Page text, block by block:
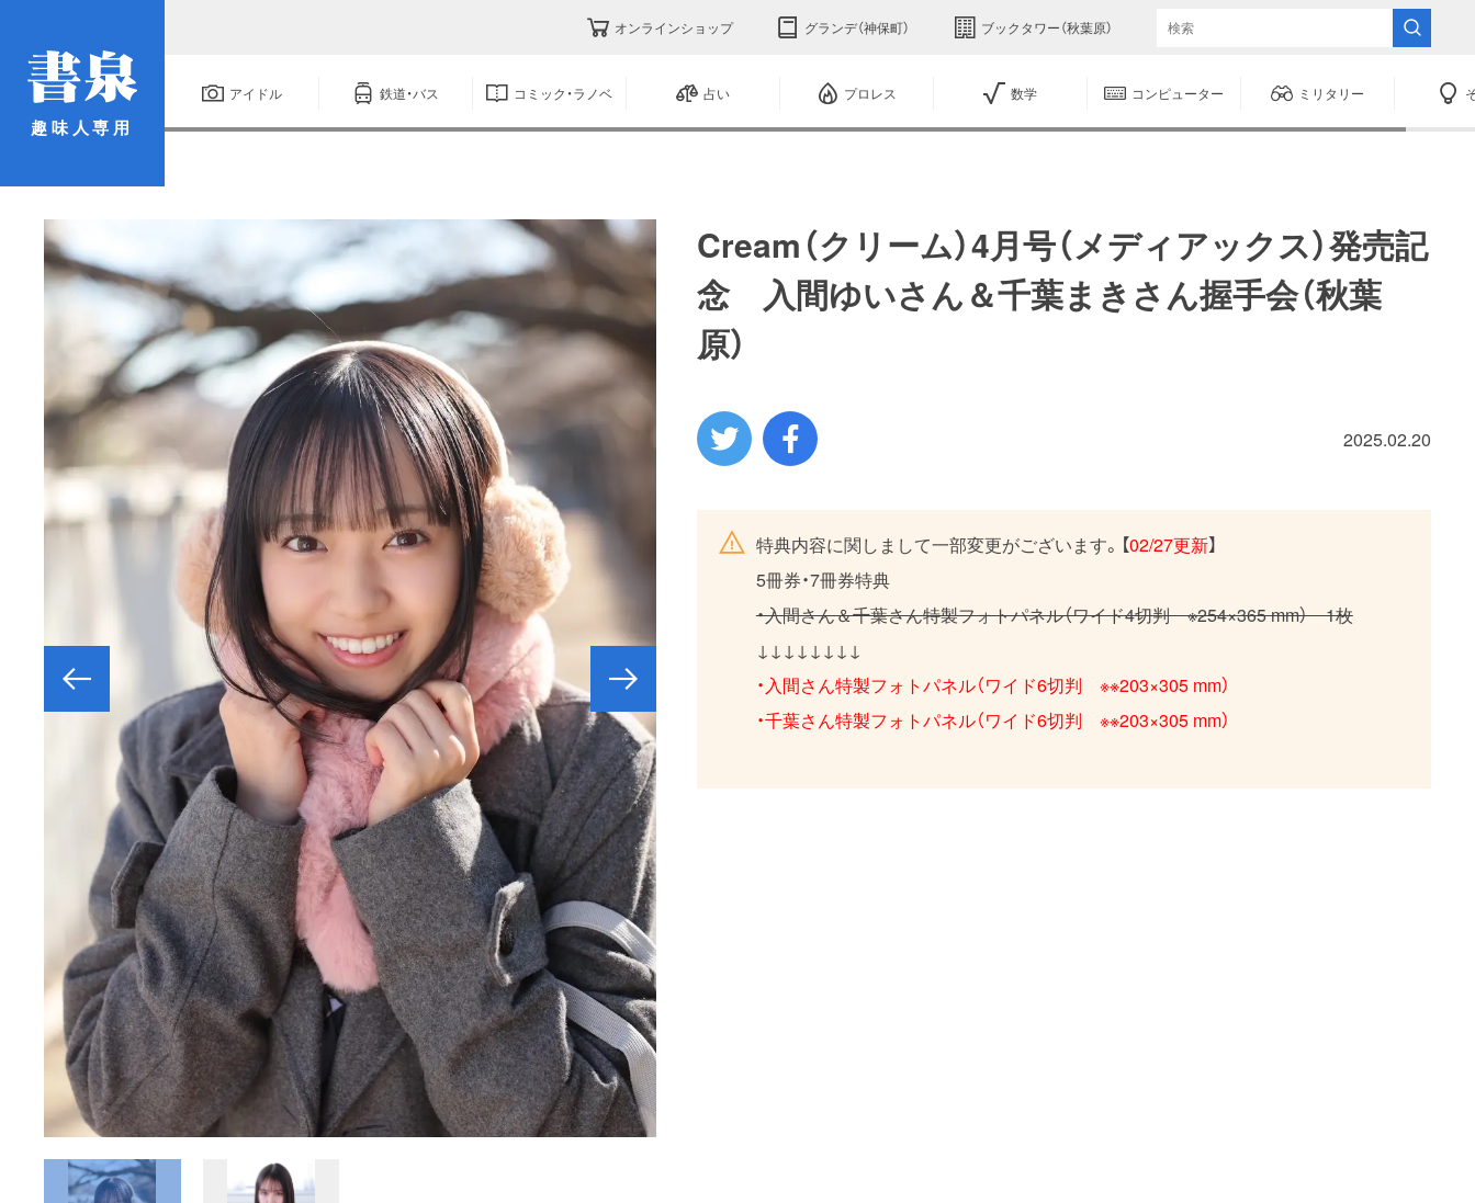
趣味人専用
オンラインショップ グランデ（神保町） ブックタワー（秋葉原）
アイドル 鉄道・バス コミック・ラノベ 占い プロレス 数学 コンピューター ミリタリー
Cream（クリーム）4月号（メディアックス）発売記
念 入間ゆいさん＆千葉まきさん握手会（秋葉
原）
2025.02.20
特典内容に関しまして一部変更がございます。【02/27更新】
5冊券・7冊券特典
・入間さん＆千葉さん特製フォトパネル（ワイド4切判 ※254×365 mm） 1枚
↓↓↓↓↓↓↓↓
・入間さん特製フォトパネル（ワイド6切判 ※※203×305 mm）
・千葉さん特製フォトパネル（ワイド6切判 ※※203×305 mm）